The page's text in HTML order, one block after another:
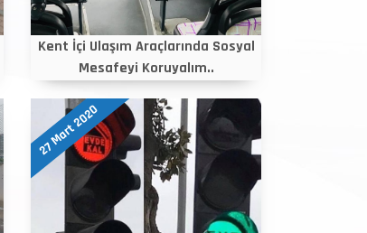
Kent İçi Ulaşım Araçlarında Sosyal
Mesafeyi Koruyalım..
27 Mart 2020